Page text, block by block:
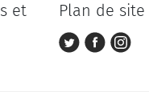
et
Plan de site